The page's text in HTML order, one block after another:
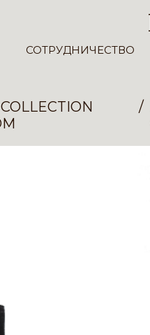
СОТРУДНИЧЕСТВО